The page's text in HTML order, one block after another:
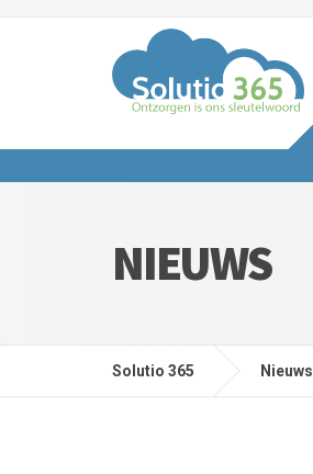
NIEUWS
Solutio 365 Nieuws